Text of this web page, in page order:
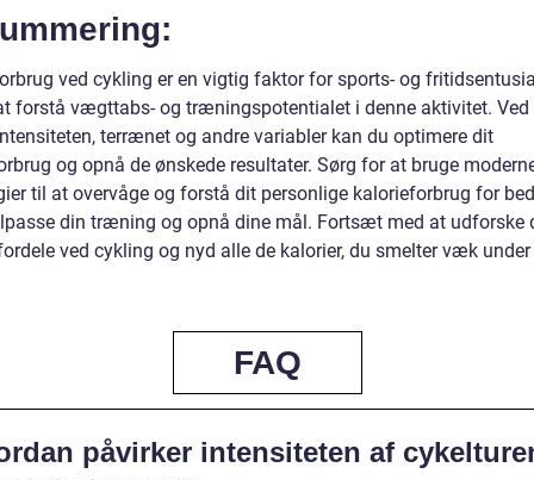
ved cykling er en vigtig faktor for sports- og
forstå vægttabs- og træningspotentialet i denne aktivitet. Ved
terrænet og andre variabler kan du optimere dit
og opnå de ønskede resultater. Sørg for at bruge
til at overvåge og forstå dit personlige kalorieforbrug for
din træning og opnå dine mål. Fortsæt med at udforske
ved cykling og nyd alle de kalorier, du smelter væk
FAQ
påvirker intensiteten af